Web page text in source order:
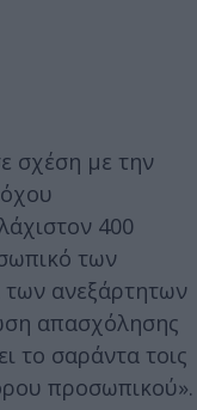
σχέση με την
400
των
των ανεξάρτητων
απασχόλησης
το σαράντα τοις
προσωπικού».